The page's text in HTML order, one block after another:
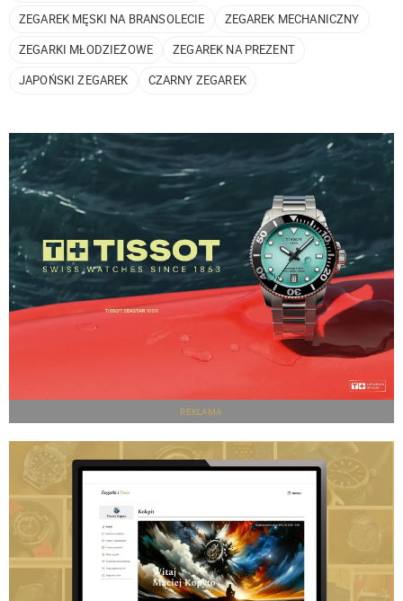
ZEGAREK MĘSKI NA BRANSOLECIE
ZEGAREK MECHANICZNY
ZEGARKI MŁODZIEŻOWE
ZEGAREK NA PREZENT
JAPOŃSKI ZEGAREK
CZARNY ZEGAREK
REKLAMA